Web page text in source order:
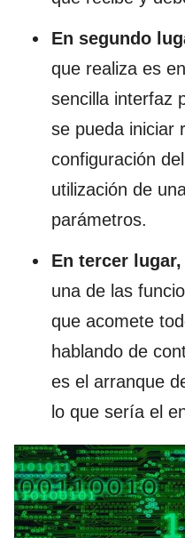
En segundo
que realiza es
sencilla interfaz
se pueda iniciar
configuración
utilización de
parámetros.
En tercer lugar,
una de las
que acomete
hablando de
es el arranque
lo que sería el